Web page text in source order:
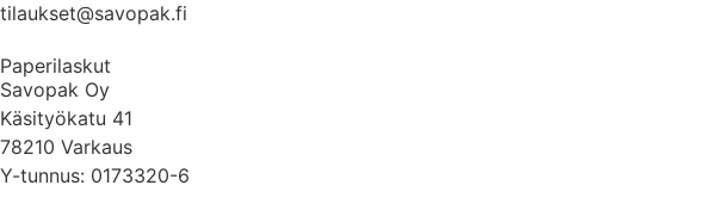
tilaukset@savopak.fi
Paperilaskut
Savopak Oy
Käsityökatu 41
78210 Varkaus
Y-tunnus: 0173320-6